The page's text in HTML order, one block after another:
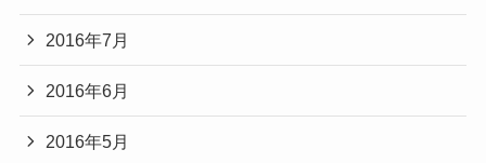
2016年7月
2016年6月
2016年5月